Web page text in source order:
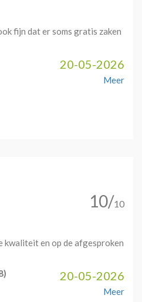
fijn dat er soms gratis zaken
20-05-2026
Meer
10/10
kwaliteit en op de afgesproken
20-05-2026
Meer